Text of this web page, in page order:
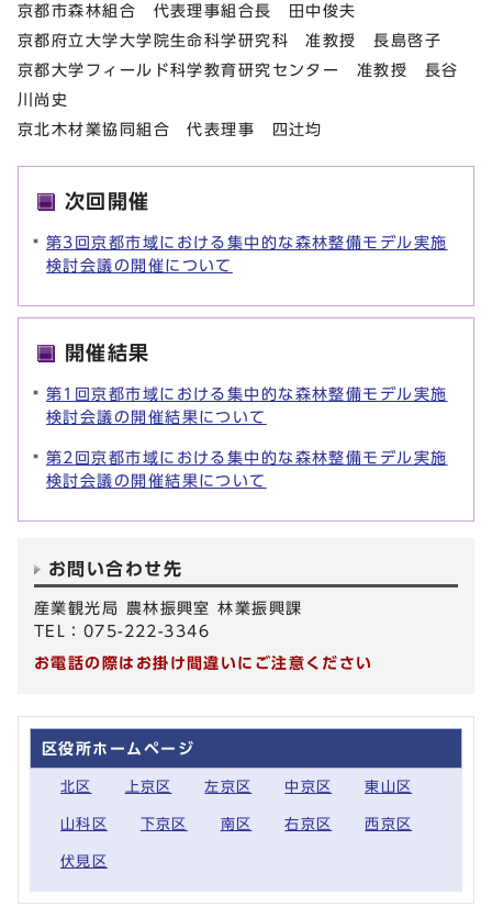
京都市森林組合 代表理事組合長 田中俊夫
京都府立大学大学院生命科学研究科 准教授 長島啓子
京都大学フィールド科学教育研究センター 准教授 長谷
川尚史
京北木材業協同組合 代表理事 四辻均
次回開催
第3回京都市域における集中的な森林整備モデル実施
検討会議の開催について
開催結果
第1回京都市域における集中的な森林整備モデル実施
検討会議の開催結果について
第2回京都市域における集中的な森林整備モデル実施
検討会議の開催結果について
お問い合わせ先
産業観光局 農林振興室 林業振興課
TEL：075-222-3346
お電話の際はお掛け間違いにご注意ください
区役所ホームページ
北区 上京区 左京区 中京区 東山区
山科区 下京区 南区 右京区 西京区
伏見区